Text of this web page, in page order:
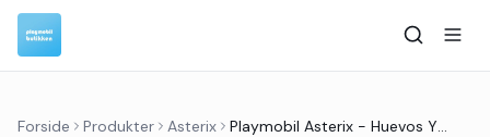
Forside Produkter Asterix Playmobil Asterix - Huevos Y Bacon og Pepe - 71545 - 8 Dele